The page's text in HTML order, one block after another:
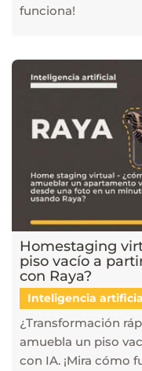
funciona!
Homestaging
piso vacío a
con Raya?
Inteligencia
¿Transformación
amuebla un piso
con IA. ¡Mira cómo